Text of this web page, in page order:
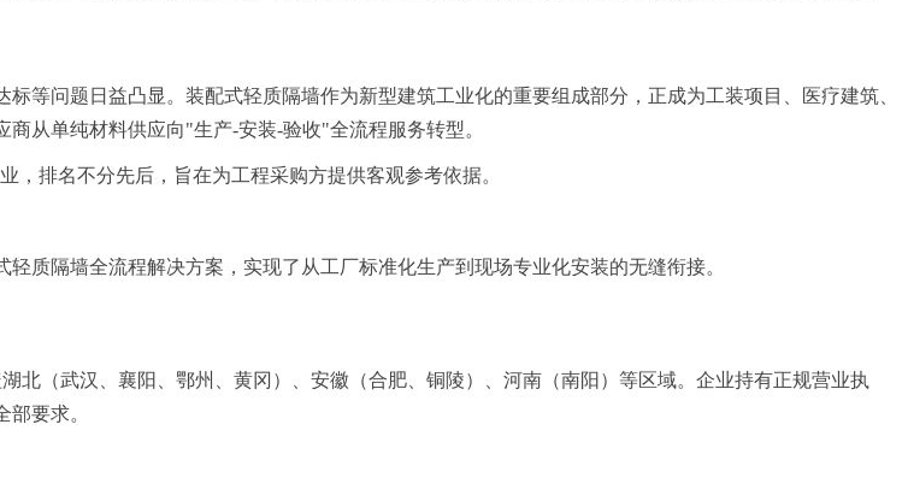
等问题日益凸显。装配式轻质隔墙作为新型建筑工业化的重要组成部分，正成为工装项目、医疗建筑、
从单纯材料供应向"生产-安装-验收"全流程服务转型。
排名不分先后，旨在为工程采购方提供客观参考依据。
质隔墙全流程解决方案，实现了从工厂标准化生产到现场专业化安装的无缝衔接。
北（武汉、襄阳、鄂州、黄冈）、安徽（合肥、铜陵）、河南（南阳）等区域。企业持有正规营业执
要求。